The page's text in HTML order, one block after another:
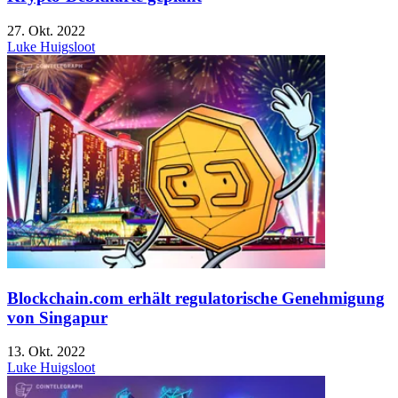
27. Okt. 2022
Luke Huigsloot
Blockchain.com erhält regulatorische Genehmigung
von Singapur
13. Okt. 2022
Luke Huigsloot